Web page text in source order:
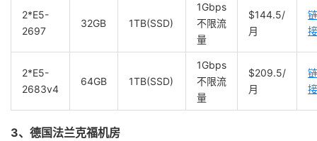
2*E5-
2697
32GB 1TB(SSD)
1Gbps
不限流
量
$144.5/
月
链
接
2*E5-
2683v4
64GB 1TB(SSD)
1Gbps
不限流
量
$209.5/
月
链
接
3、德国法兰克福机房